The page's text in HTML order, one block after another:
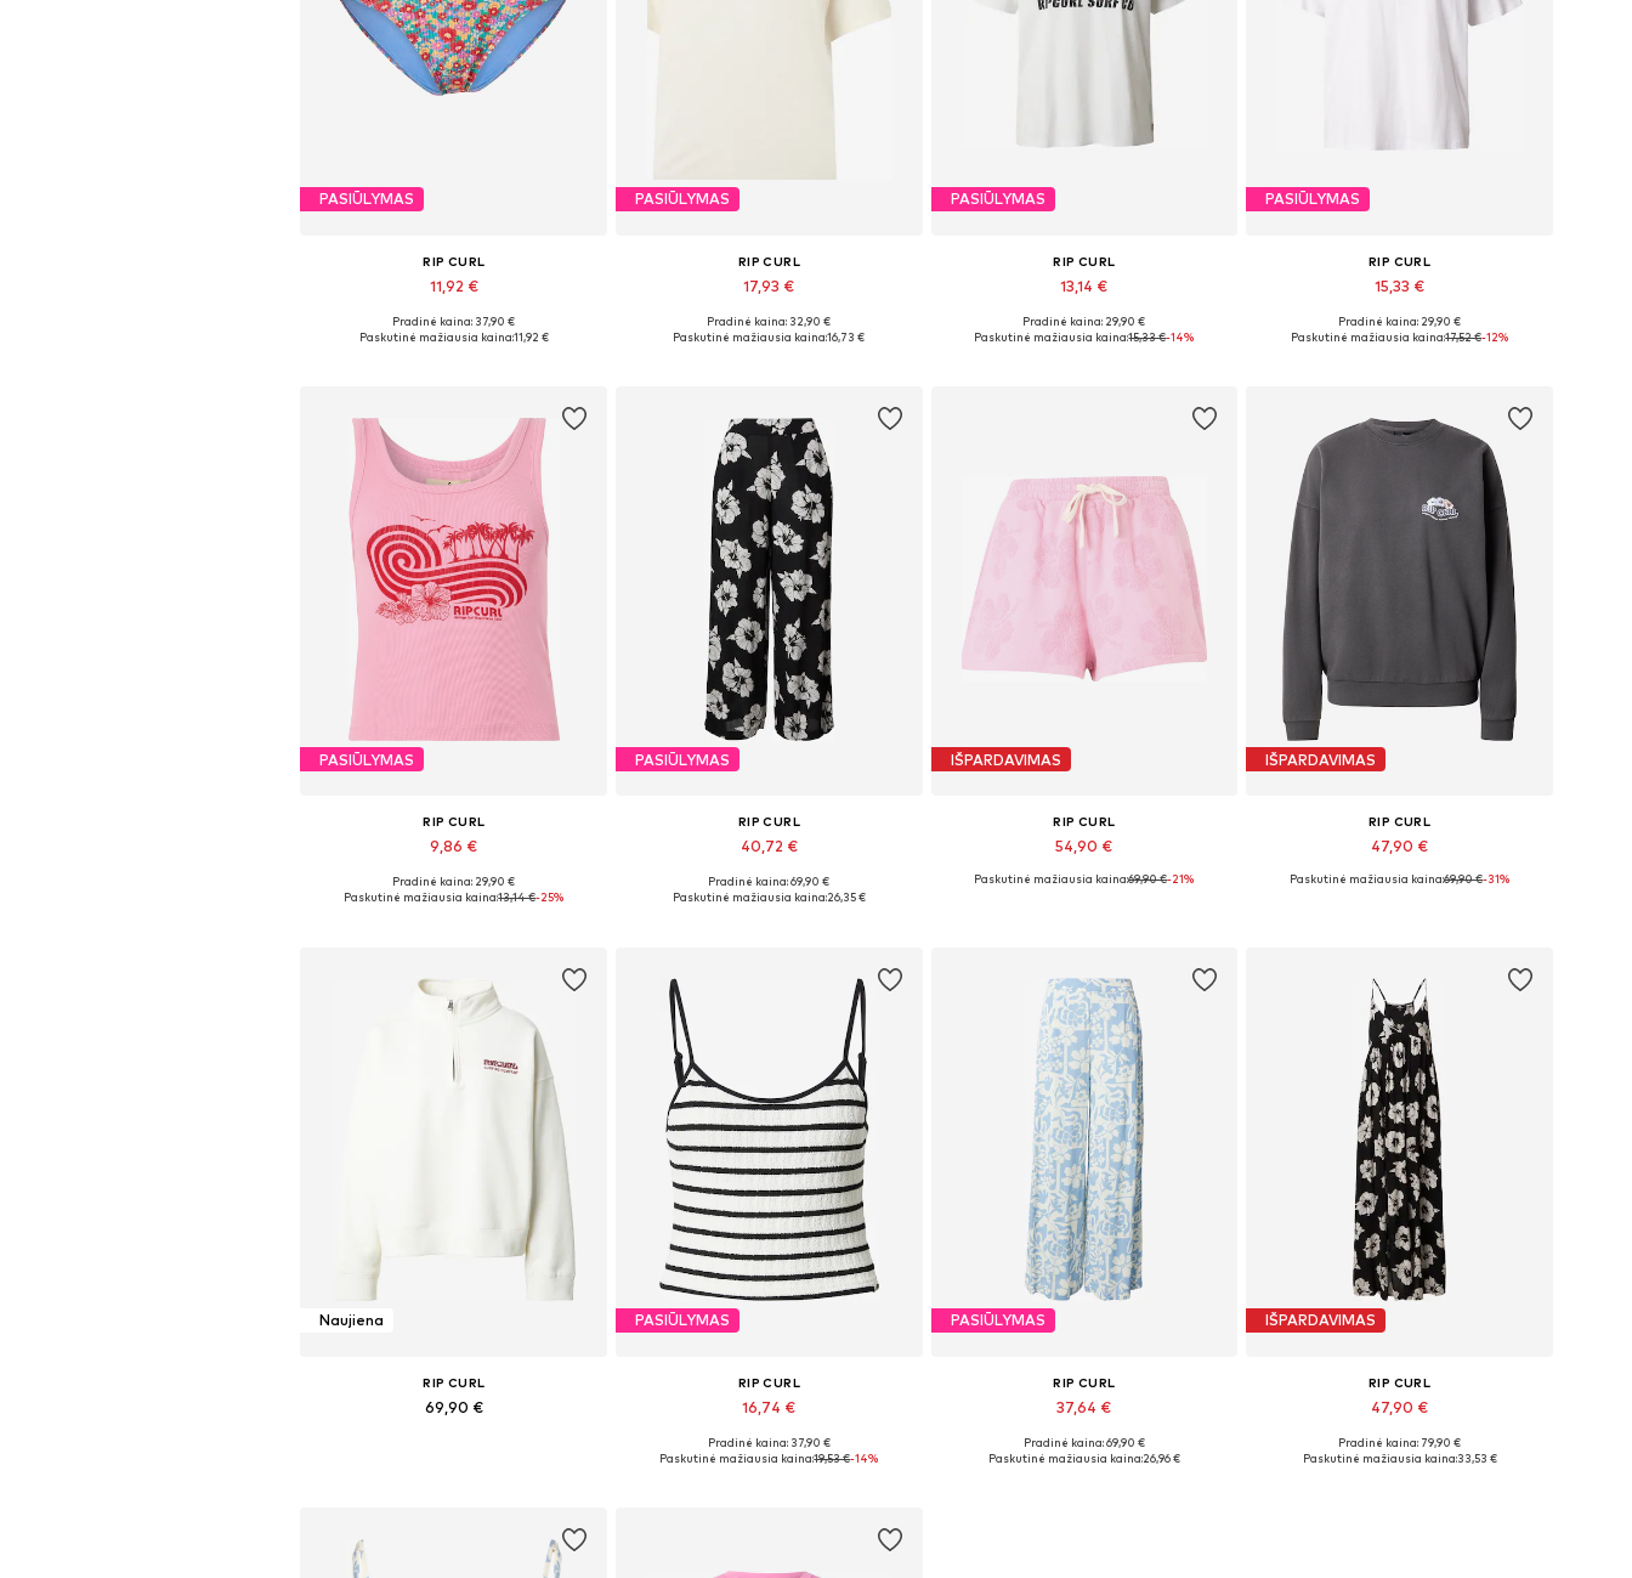
PASIŪLYMAS
RIP CURL
11,92 €
Galimi dydžiai: S
Pradinė kaina: 37,90 €
Paskutinė mažiausia kaina:11,92 €
PASIŪLYMAS
RIP CURL
17,93 €
Galimi dydžiai: XL
Pradinė kaina: 32,90 €
Paskutinė mažiausia kaina:16,73 €
PASIŪLYMAS
RIP CURL
13,14 €
Galimi dydžiai: S
Pradinė kaina: 29,90 €
Paskutinė mažiausia kaina:15,33 €-14%
PASIŪLYMAS
RIP CURL
15,33 €
Galimi dydžiai: XS
Pradinė kaina: 29,90 €
Paskutinė mažiausia kaina:17,52 €-12%
PASIŪLYMAS
RIP CURL
9,86 €
Galimi dydžiai: XS
Pradinė kaina: 29,90 €
Paskutinė mažiausia kaina:13,14 €-25%
PASIŪLYMAS
RIP CURL
40,72 €
Galimi dydžiai: 36
Pradinė kaina: 69,90 €
Paskutinė mažiausia kaina:26,35 €
IŠPARDAVIMAS
RIP CURL
54,90 €
Paskutinė mažiausia kaina:69,90 €-21%
IŠPARDAVIMAS
RIP CURL
47,90 €
Paskutinė mažiausia kaina:69,90 €-31%
Naujiena
RIP CURL
69,90 €
PASIŪLYMAS
RIP CURL
16,74 €
Galimi dydžiai: M, XL
Pradinė kaina: 37,90 €
Paskutinė mažiausia kaina:19,53 €-14%
PASIŪLYMAS
RIP CURL
37,64 €
Galimi dydžiai: 38
Pradinė kaina: 69,90 €
Paskutinė mažiausia kaina:26,96 €
IŠPARDAVIMAS
RIP CURL
47,90 €
Galimi dydžiai: 36
Pradinė kaina: 79,90 €
Paskutinė mažiausia kaina:33,53 €